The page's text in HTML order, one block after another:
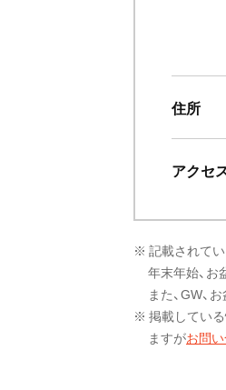
住所
アクセ
※ 記載されてい
年末年始、お
また、GW、
※ 掲載してい
ますがお問